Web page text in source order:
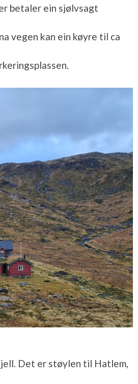
betaler ein sjølvsagt
vegen kan ein køyre til ca
Det er støylen til Hatlem,